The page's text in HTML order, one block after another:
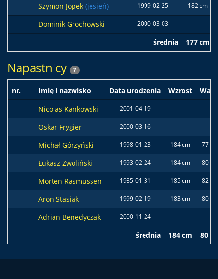
Szymon Jopek (jesień) 1999-02-25 182 cm
Dominik Grochowski 2000-03-03
średnia 177 cm
Napastnicy 7
nr. Imię i nazwisko Data urodzenia Wzrost
Waga
Nicolas Kankowski
2001-04-19
Oskar Frygier 2000-03-16
Michał Górzyński 1998-01-23 184 cm 77 kg
Łukasz Zwoliński 1993-02-24 184 cm 80 kg
Morten Rasmussen 1985-01-31 185 cm 82 kg
Aron Stasiak 1999-02-19 183 cm 80 kg
Adrian Benedyczak 2000-11-24
średnia 184 cm 80 kg